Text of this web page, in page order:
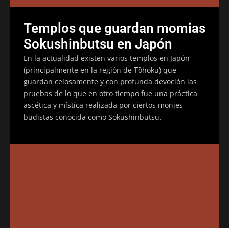
Templos que guardan momias
Sokushinbutsu en Japón
En la actualidad existen varios templos en Japón
(principalmente en la región de Tōhoku) que
guardan celosamente y con profunda devoción las
pruebas de lo que en otro tiempo fue una práctica
ascética y mística realizada por ciertos monjes
budistas conocida como Sokushinbutsu.